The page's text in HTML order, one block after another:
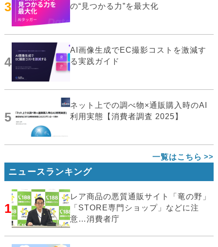
3
の“見つかる力”を最大化
4
AI画像生成でEC撮影コストを激減す
る実践ガイド
5
ネット上での調べ物×通販購入時のAI
利用実態【消費者調査 2025】
一覧はこちら
ニュースランキング
1
レア商品の悪質通販サイト「竜の野」
「STORE専門ショップ」などに注
意…消費者庁